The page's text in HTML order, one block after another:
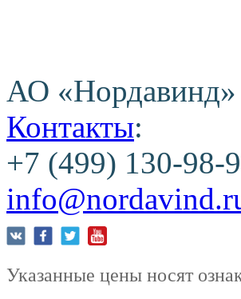
АО
Контакты:
+7 (499) 130-98-
Указанные цены носят